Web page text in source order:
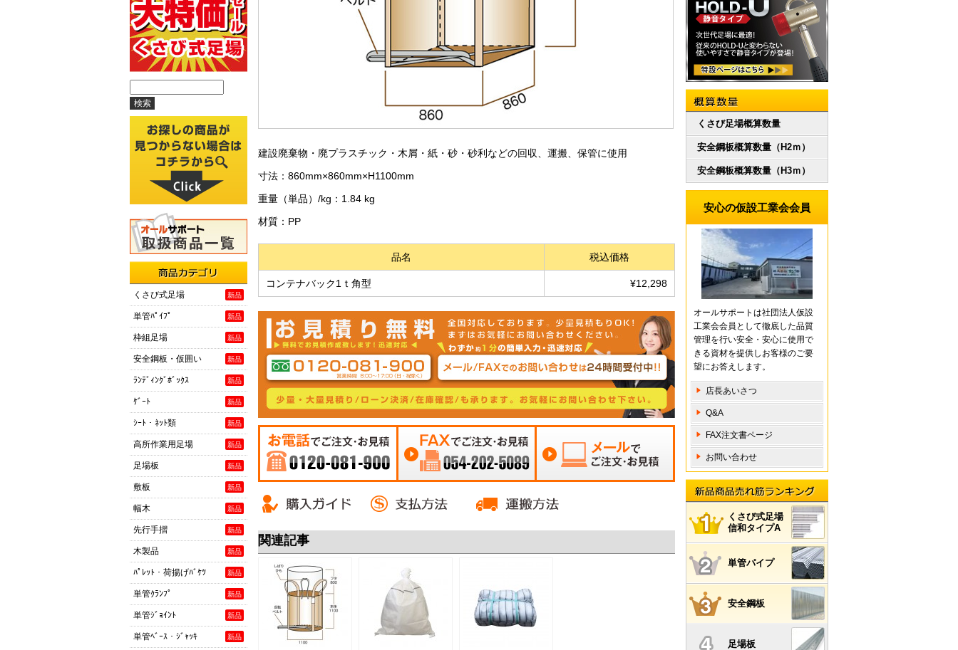
建設廃棄物・廃プラスチック・木屑・紙・砂・砂利などの回収、運搬、保管に使用
寸法：860mm×860mm×H1100mm
重量（単品）/kg：1.84 kg
材質：PP
品名 税込価格
コンテナバック1ｔ角型 ¥12,298
0120-081-900
202-5089
関連記事
商品カテゴリ 新品
くさび式足場
新品
単管ﾊﾟｲﾌﾟ
新品
枠組足場
新品
安全鋼板・仮囲い
新品
ﾗﾝﾃﾞｨﾝｸﾞﾎﾞｯｸｽ
新品
ｹﾞｰﾄ
新品
ｼｰﾄ・ﾈｯﾄ類
新品
高所作業用足場
新品
足場板
新品
敷板
新品
幅木
新品
先行手摺
新品
木製品
新品
ﾊﾟﾚｯﾄ・荷揚げﾊﾞｹﾂ
新品
単管ｸﾗﾝﾌﾟ
新品
単管ｼﾞｮｲﾝﾄ
新品
単管ﾍﾞｰｽ・ｼﾞｬｯｷ
概算数量
くさび足場概算数量
安全鋼板概算数量（H2ｍ）
安全鋼板概算数量（H3ｍ）
安心の仮設工業会会員
オールサポートは社団法人仮設
工業会会員として徹底した品質
管理を行い安全・安心に使用で
きる資材を提供しお客様のご要
望にお答えします。
店長あいさつ
Q&A
FAX注文書ページ
お問い合わせ
新品商 品売れ筋ランキング
くさび式足場
信和タイプA
単管パイプ
安全鋼板
足場板